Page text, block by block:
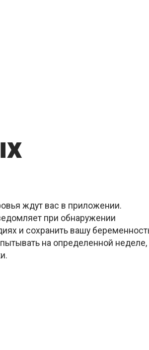
ждут вас в приложении.
при обнаружении
и сохранить вашу
на определенной неделе,